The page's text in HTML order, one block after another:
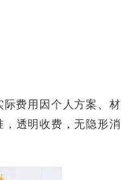
费用因个人方案、材
透明收费，无隐形消